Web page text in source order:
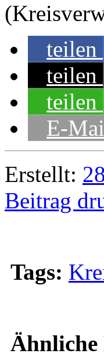
teilen
teilen
teilen
E-
Erstellt:
Beitrag
Tags:
Ähnliche